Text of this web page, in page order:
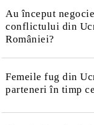
Au început
conflictului din
României?
Femeile fug din
parteneri în timp